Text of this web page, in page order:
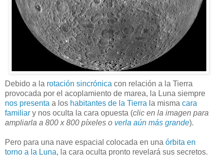
Debido a la rotación sincrónica con relación a la Tierra
provocada por el acoplamiento de marea, la Luna siempre
nos presenta a los habitantes de la Tierra la misma cara
familiar y nos oculta la cara opuesta (clic en la imagen para
ampliarla a 800 x 800 píxeles o verla aún más grande).
Pero para una nave espacial colocada en una órbita en
torno a la Luna, la cara oculta pronto revelará sus secretos.